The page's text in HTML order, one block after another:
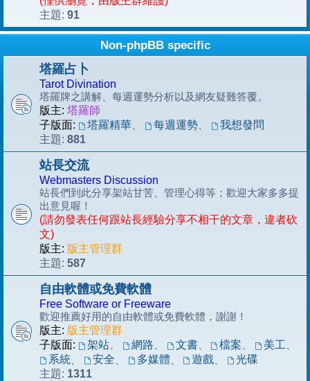
主題: 91
Non-phpBB specific
塔羅占卜
Tarot Divination
塔羅牌之講解、每週運勢分析以及網友疑難答覆。
版主: 塔羅師
子版面:
塔羅精華、 每週運勢、
我想發問
主題: 881
站長交流
Webmasters Discussion
站長們到此分享架站甘苦、管理心得等；歡迎大家多多提
出意見喔！
(請勿發表任何跟站長經驗分享不相干的文章，違者砍
文)
版主: 版主管理群
主題: 587
自由軟體或免費軟體
Free Software or Freeware
歡迎推薦好用的自由軟體或免費軟體，謝謝！
版主: 版主管理群
子版面:
架站、 網路 文書、 檔案 美工
系統、 安全 多媒體 遊戲
光碟
主題: 1311